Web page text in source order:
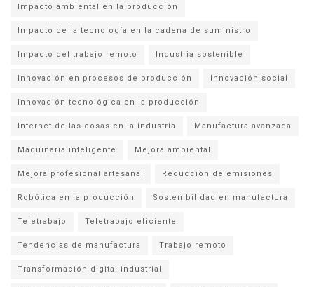
Impacto ambiental en la producción
Impacto de la tecnología en la cadena de suministro
Impacto del trabajo remoto Industria sostenible
Innovación en procesos de producción Innovación social
Innovación tecnológica en la producción
Internet de las cosas en la industria Manufactura avanzada
Maquinaria inteligente Mejora ambiental
Mejora profesional artesanal Reducción de emisiones
Robótica en la producción Sostenibilidad en manufactura
Teletrabajo Teletrabajo eficiente
Tendencias de manufactura Trabajo remoto
Transformación digital industrial